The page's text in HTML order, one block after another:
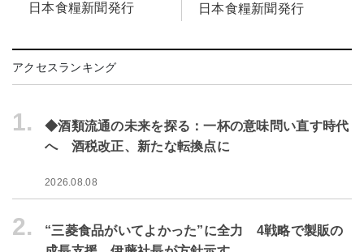
日本食糧新聞発行
日本食糧新聞発行
アクセスランキング
1.
◆酒類流通の未来を探る：一杯の意味問い直す時代
へ 酒税改正、新たな転換点に
2026.08.08
2.
“三菱食品がいてよかった”に全力 4戦略で製販の